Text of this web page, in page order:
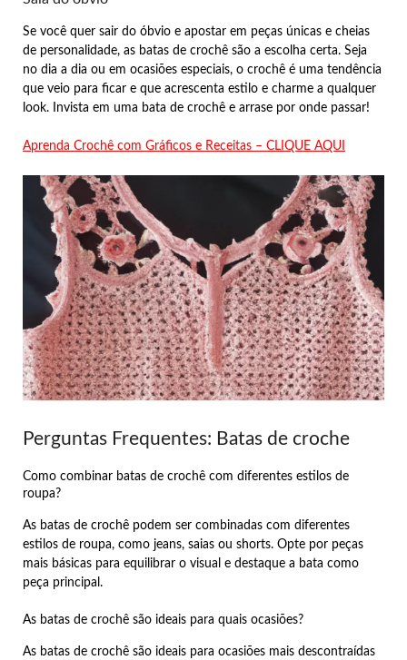
Se você quer sair do óbvio e apostar em peças únicas e cheias
de personalidade, as batas de crochê são a escolha certa. Seja
no dia a dia ou em ocasiões especiais, o crochê é uma tendência
que veio para ficar e que acrescenta estilo e charme a qualquer
look. Invista em uma bata de crochê e arrase por onde passar!
Aprenda Crochê com Gráficos e Receitas – CLIQUE AQUI
Perguntas Frequentes: Batas de croche
Como combinar batas de crochê com diferentes estilos de
roupa?
As batas de crochê podem ser combinadas com diferentes
estilos de roupa, como jeans, saias ou shorts. Opte por peças
mais básicas para equilibrar o visual e destaque a bata como
peça principal.
As batas de crochê são ideais para quais ocasiões?
As batas de crochê são ideais para ocasiões mais descontraídas